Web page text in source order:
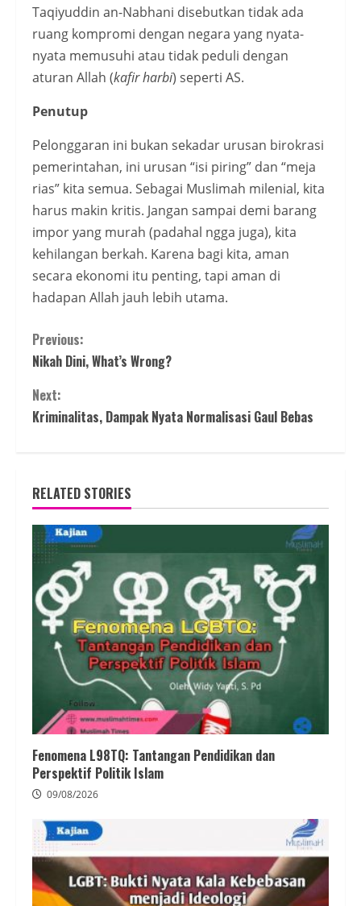
Taqiyuddin an-Nabhani disebutkan tidak ada
ruang kompromi dengan negara yang nyata-
nyata memusuhi atau tidak peduli dengan
aturan Allah (kafir harbi) seperti AS.
Penutup
Pelonggaran ini bukan sekadar urusan birokrasi
pemerintahan, ini urusan “isi piring” dan “meja
rias” kita semua. Sebagai Muslimah milenial, kita
harus makin kritis. Jangan sampai demi barang
impor yang murah (padahal ngga juga), kita
kehilangan berkah. Karena bagi kita, aman
secara ekonomi itu penting, tapi aman di
hadapan Allah jauh lebih utama.
Continue
Reading
Previous:
Nikah Dini, What’s Wrong?
Next:
Kriminalitas, Dampak Nyata Normalisasi Gaul Bebas
RELATED STORIES
Fenomena L98TQ: Tantangan Pendidikan dan
Perspektif Politik Islam
09/08/2026